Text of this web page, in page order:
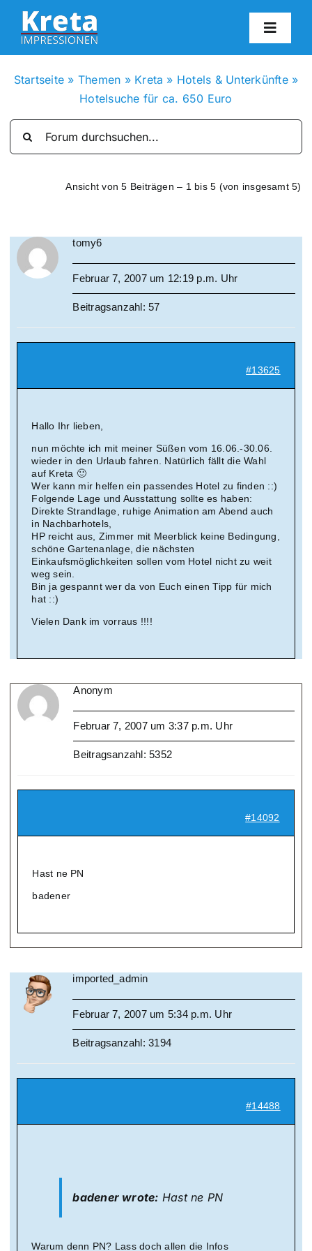
Zum
Inhalt
springen
Suche
Startseite » Themen » Kreta » Hotels & Unterkünfte»
Hotelsuche für ca. 650 Euro
Ansicht von 5 Beiträgen – 1 bis 5 (von insgesamt 5)
tomy6
Februar 7, 2007 um 12:19 p.m. Uhr
Beitragsanzahl: 57
#13625
Hallo Ihr lieben,
nun möchte ich mit meiner Süßen vom 16.06.-30.06.
wieder in den Urlaub fahren. Natürlich fällt die Wahl
auf Kreta 🙂
Wer kann mir helfen ein passendes Hotel zu finden ::)
Folgende Lage und Ausstattung sollte es haben:
Direkte Strandlage, ruhige Animation am Abend auch
in Nachbarhotels,
HP reicht aus, Zimmer mit Meerblick keine Bedingung,
schöne Gartenanlage, die nächsten
Einkaufsmöglichkeiten sollen vom Hotel nicht zu weit
weg sein.
Bin ja gespannt wer da von Euch einen Tipp für mich
hat ::)
Vielen Dank im vorraus !!!!
Anonym
Februar 7, 2007 um 3:37 p.m. Uhr
Beitragsanzahl: 5352
#14092
Hast ne PN
badener
imported_admin
Februar 7, 2007 um 5:34 p.m. Uhr
Beitragsanzahl: 3194
#14488
badener wrote: Hast ne PN
Warum denn PN? Lass doch allen die Infos